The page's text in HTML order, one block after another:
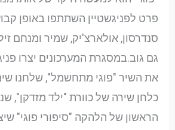
פרט לפניגשטיין השתתפו באופן
סנדרסון, אולארצ'יק, שמיר ומנחם
גם גוב.במסגרת המערכונים יצרו
את השיר "פוגי מתחשמל", שלחנו
כלחן שירה של כוורת "ילד מזדקן",